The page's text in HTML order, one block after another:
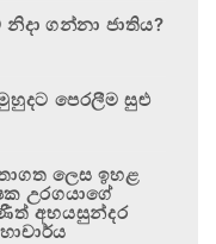
ගන්නා ජාතිය?
පෙරලීම සුළු
ලෙස ඉහළ
උරගයාගේ
අභයසුන්දර